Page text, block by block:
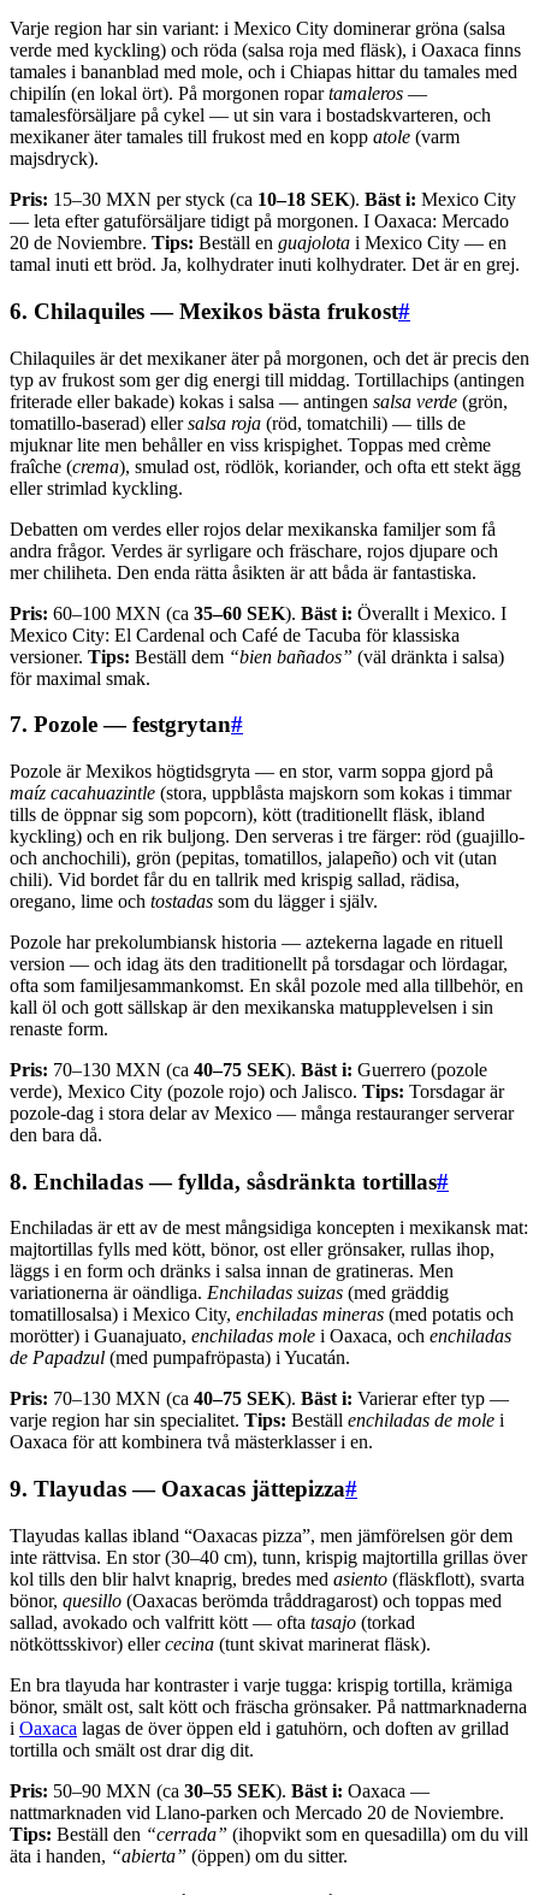
Varje region har sin variant: i Mexico City dominerar gröna (salsa
verde med kyckling) och röda (salsa roja med fläsk), i Oaxaca finns
tamales i bananblad med mole, och i Chiapas hittar du tamales med
chipilín (en lokal ört). På morgonen ropartamaleros —
tamalesförsäljare på cykel — ut sin vara i bostadskvarteren, och
mexikaner äter tamales till frukost med en kopp atole (varm
majsdryck).
Pris: 15–30 MXN per styck (ca 10–18 SEK). Bäst i: Mexico City
— leta efter gatuförsäljare tidigt på morgonen. I Oaxaca: Mercado
20 de Noviembre. Tips: Beställ en guajolota i Mexico City — en
tamal inuti ett bröd. Ja, kolhydrater inuti kolhydrater. Det är en grej.
6. Chilaquiles — Mexikos bästa frukost#
Chilaquiles är det mexikaner äter på morgonen, och det är precis den
typ av frukost som ger dig energi till middag. Tortillachips (antingen
friterade eller bakade) kokas i salsa — antingen salsa verde (grön,
tomatillo-baserad) ellersalsa roja (röd, tomatchili) — tills de
mjuknar lite men behåller en viss krispighet. Toppas med crème
fraîche (crema), smulad ost, rödlök, koriander, och ofta ett stekt ägg
eller strimlad kyckling.
Debatten om verdes eller rojos delar mexikanska familjer som få
andra frågor. Verdes är syrligare och fräschare, rojos djupare och
mer chiliheta. Den enda rätta åsikten är att båda är fantastiska.
Pris: 60–100 MXN (ca 35–60 SEK). Bäst i: Överallt i Mexico. I
Mexico City: El Cardenal och Café de Tacuba för klassiska
versioner. Tips: Beställ dem “bien bañados” (väl dränkta i salsa)
för maximal smak.
7. Pozole — festgrytan#
Pozole är Mexikos högtidsgryta — en stor, varm soppa gjord på
maíz cacahuazintle (stora, uppblåsta majskorn som kokas i timmar
tills de öppnar sig som popcorn), kött (traditionellt fläsk, ibland
kyckling) och en rik buljong. Den serveras i tre färger: röd (guajillo-
och anchochili), grön (pepitas, tomatillos, jalapeño) och vit (utan
chili). Vid bordet får du en tallrik med krispig sallad, rädisa,
oregano, lime och tostadas som du lägger i själv.
Pozole har prekolumbiansk historia — aztekerna lagade en rituell
version — och idag äts den traditionellt på torsdagar och lördagar,
ofta som familjesammankomst. En skål pozole med alla tillbehör, en
kall öl och gott sällskap är den mexikanska matupplevelsen i sin
renaste form.
Pris: 70–130 MXN (ca 40–75 SEK). Bäst i: Guerrero (pozole
verde), Mexico City (pozole rojo) och Jalisco. Tips: Torsdagar är
pozole-dag i stora delar av Mexico — många restauranger serverar
den bara då.
8. Enchiladas — fyllda, såsdränkta tortillas#
Enchiladas är ett av de mest mångsidiga koncepten i mexikansk mat:
majtortillas fylls med kött, bönor, ost eller grönsaker, rullas ihop,
läggs i en form och dränks i salsa innan de gratineras. Men
variationerna är oändliga. Enchiladas suizas (med gräddig
tomatillosalsa) i Mexico City, enchiladas mineras (med potatis och
morötter) i Guanajuato, enchiladas mole i Oaxaca, och enchiladas
de Papadzul (med pumpafröpasta) i Yucatán.
Pris: 70–130 MXN (ca 40–75 SEK). Bäst i: Varierar efter typ —
varje region har sin specialitet. Tips: Beställ enchiladas de mole i
Oaxaca för att kombinera två mästerklasser i en.
9. Tlayudas — Oaxacas jättepizza#
Tlayudas kallas ibland “Oaxacas pizza”, men jämförelsen gör dem
inte rättvisa. En stor (30–40 cm), tunn, krispig majtortilla grillas över
kol tills den blir halvt knaprig, bredes med asiento (fläskflott), svarta
bönor, quesillo (Oaxacas berömda tråddragarost) och toppas med
sallad, avokado och valfritt kött — ofta tasajo (torkad
nötköttsskivor) ellercecina (tunt skivat marinerat fläsk).
En bra tlayuda har kontraster i varje tugga: krispig tortilla, krämiga
bönor, smält ost, salt kött och fräscha grönsaker. På nattmarknaderna
i Oaxaca lagas de över öppen eld i gatuhörn, och doften av grillad
tortilla och smält ost drar dig dit.
Pris: 50–90 MXN (ca 30–55 SEK). Bäst i: Oaxaca —
nattmarknaden vid Llano-parken och Mercado 20 de Noviembre.
Tips: Beställ den “cerrada” (ihopvikt som en quesadilla) om du vill
äta i handen, “abierta” (öppen) om du sitter.